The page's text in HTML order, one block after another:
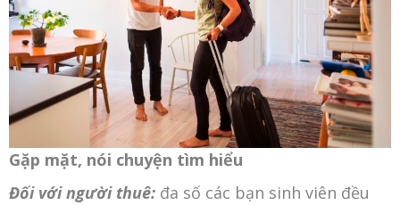
Gặp mặt, nói chuyện tìm hiểu
Đối với người thuê: đa số các bạn sinh viên đều